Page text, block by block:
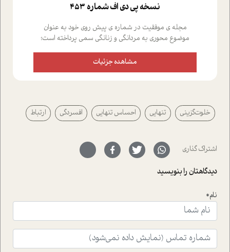
نسخه پي دي اف شماره 453
مجله ی موفقیت در شماره ی پیش روی خود به عنوان
موضوع محوری به مردانگی و زنانگی سمی پرداخته است؛
علیخواه، جامعه شناس در بخش های مختلف تلاش کرده ایم
از دریچه های گوناگون به این موضوع مهم بپردازیم.فصل
پیرامون آن آشنا می کند.در بخش دو فنجان داغ به سراغ افرادی
رفته ایم که موفقیت را در عمل به اثبات رسانده اند؛ سید
حمیدرضا محتشمی که بیست و پنجمین سال فعالیت حرفه
سر نهاده است و نیز کرامت عزیز زاده؛ سفیر صلح و دوستی که
با رکاب زدن در بیش از هفتاد کشور و کاشتن درخت، به نماد
حمایت از محیط زیست و منابع طبیعی تبدیل گشته
است.فصل روایت اجنبی ها در این شماره به دو موضوع
ای که به زندگی شگفت انگیز جین گودال و تاثیرات کاوش های
ایشان در حوزه ی شامپانزه ها بر زندگی امروزی ما نگاهی
افکنده است.فصل اتاق 333 شما را پای صحبت یک تجربه ی
واقعی در ارتباط با اختلال شخصیت اسکزوئید و مشکلات و نیز
راهکارهای حل آن قرار می دهد که در اتاق درمان اتفاق افتاده
مشاهده جزئیات
خلوت‌گزینی تنهایی احساس تنهایی افسردگی ارتباط
اشتراک گذاری
دیدگاهتان را بنویسید
نام*